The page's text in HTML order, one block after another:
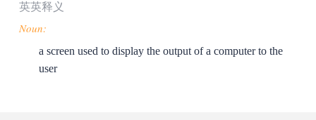
英英释义
Noun:
a screen used to display the output of a computer to the
user